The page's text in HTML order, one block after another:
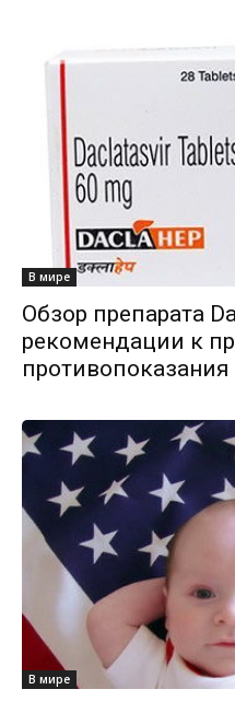
В мире
Обзор препарата
рекомендации к
противопоказания
В мире